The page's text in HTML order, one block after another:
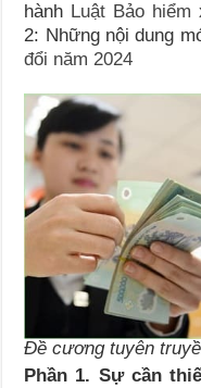
hành Luật Bảo
2: Những nội dung
đổi năm 2024
Đề cương tuyên
Phần 1. Sự cần